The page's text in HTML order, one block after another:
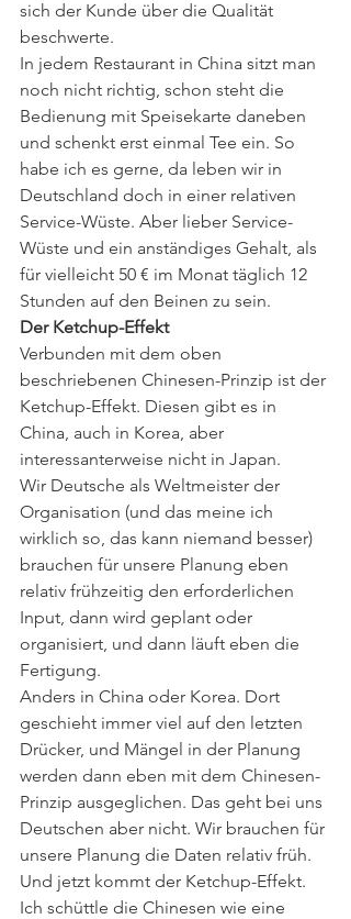
sich der Kunde über die Qualität
beschwerte.
In jedem Restaurant in China sitzt man
noch nicht richtig, schon steht die
Bedienung mit Speisekarte daneben
und schenkt erst einmal Tee ein. So
habe ich es gerne, da leben wir in
Deutschland doch in einer relativen
Service-Wüste. Aber lieber Service-
Wüste und ein anständiges Gehalt, als
für vielleicht 50 € im Monat täglich 12
Stunden auf den Beinen zu sein.
Der Ketchup-Effekt
Verbunden mit dem oben
beschriebenen Chinesen-Prinzip ist der
Ketchup-Effekt. Diesen gibt es in
China, auch in Korea, aber
interessanterweise nicht in Japan.
Wir Deutsche als Weltmeister der
Organisation (und das meine ich
wirklich so, das kann niemand besser)
brauchen für unsere Planung eben
relativ frühzeitig den erforderlichen
Input, dann wird geplant oder
organisiert, und dann läuft eben die
Fertigung.
Anders in China oder Korea. Dort
geschieht immer viel auf den letzten
Drücker, und Mängel in der Planung
werden dann eben mit dem Chinesen-
Prinzip ausgeglichen. Das geht bei uns
Deutschen aber nicht. Wir brauchen für
unsere Planung die Daten relativ früh.
Und jetzt kommt der Ketchup-Effekt.
Ich schüttle die Chinesen wie eine